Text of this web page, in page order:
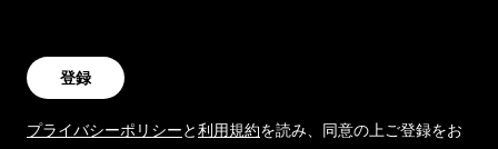
登録
プライバシーポリシーと利用規約を読み、同意の上ご登録をお